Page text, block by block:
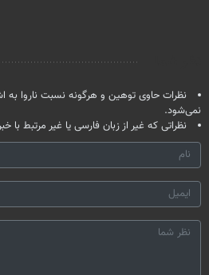
نظرات حاوی توهین و هرگونه نسبت ناروا
نمی‌شود.
نظراتی که غیر از زبان فارسی یا غیر مرتبط با